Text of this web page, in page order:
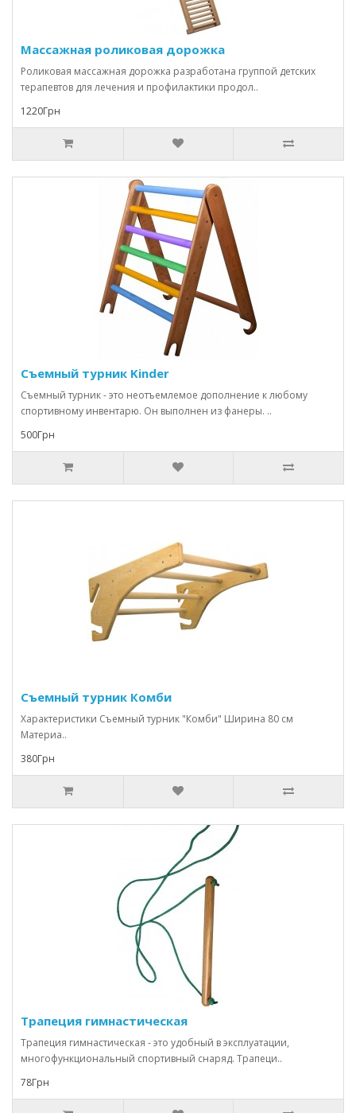
Массажная роликовая дорожка
Роликовая массажная дорожка разработана группой детских
терапевтов для лечения и профилактики продол..
1220Грн
Съемный турник Kinder
Съемный турник - это неотъемлемое дополнение к любому
спортивному инвентарю. Он выполнен из фанеры. ..
500Грн
Съемный турник Комби
Характеристики Съемный турник "Комби" Ширина 80 см
Материа..
380Грн
Трапеция гимнастическая
Трапеция гимнастическая - это удобный в эксплуатации,
многофункциональный спортивный снаряд. Трапеци..
78Грн